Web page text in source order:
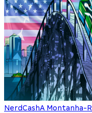
NerdCashA Montanha-